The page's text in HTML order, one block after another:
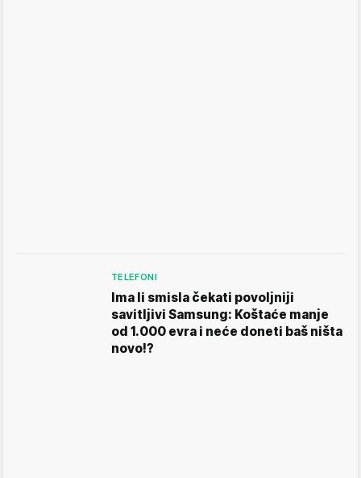
TELEFONI
Ima li smisla čekati povoljniji
savitljivi Samsung: Koštaće manje
od 1.000 evra i neće doneti baš ništa
novo!?